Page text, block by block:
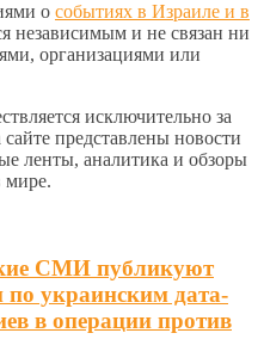
о событиях в Израиле и в
независимым и не связан ни
организациями или
исключительно за
представлены новости
ленты, аналитика и обзоры
мире.
СМИ публикуют
украинским дата-
в операции против